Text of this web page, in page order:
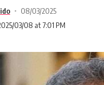
08/03/2025
03/08 at 7:01 PM